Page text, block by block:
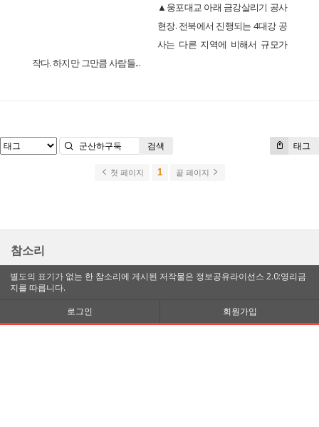
▲웅포대교 아래 금강살리기 공사
현장. 전북에서 진행되는 4대강 공
사는 다른 지역에 비해서 규모가
작다. 하지만 그만큼 사람들...
태그
검색
첫 페이지 1 끝 페이지
참소리
별도의 표기가 없는 한 참소리에 게시된 저작물은 정보공유라이선스 2.0:영리금
지를 따릅니다.
로그인
회원가입